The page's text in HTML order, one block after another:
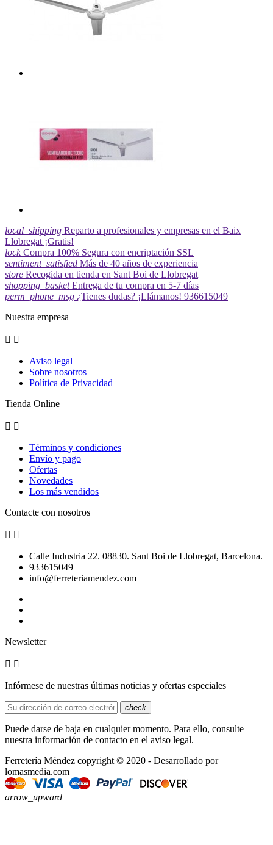
local_shipping Reparto a profesionales y empresas en el Baix
Llobregat ¡Gratis!
lock Compra 100% Segura con encriptación SSL
sentiment_satisfied Más de 40 años de experiencia
store Recogida en tienda en Sant Boi de Llobregat
shopping_basket Entrega de tu compra en 5-7 días
perm_phone_msg ¿Tienes dudas? ¡Llámanos! 936615049
Nuestra empresa
 
Aviso legal
Sobre nosotros
Política de Privacidad
Tienda Online
 
Términos y condiciones
Envío y pago
Ofertas
Novedades
Los más vendidos
Contacte con nosotros
 
Calle Industria 22. 08830. Sant Boi de Llobregat, Barcelona.
933615049
info@ferreteriamendez.com
Newsletter
 
Infórmese de nuestras últimas noticias y ofertas especiales
check
Puede darse de baja en cualquier momento. Para ello, consulte
nuestra información de contacto en el aviso legal.
Ferretería Méndez copyright © 2020 - Desarrollado por
lomasmedia.com
arrow_upward